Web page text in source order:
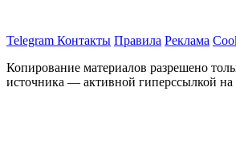
Telegram Контакты Правила Реклама
Копирование материалов разрешено
источника — активной гиперссылкой на